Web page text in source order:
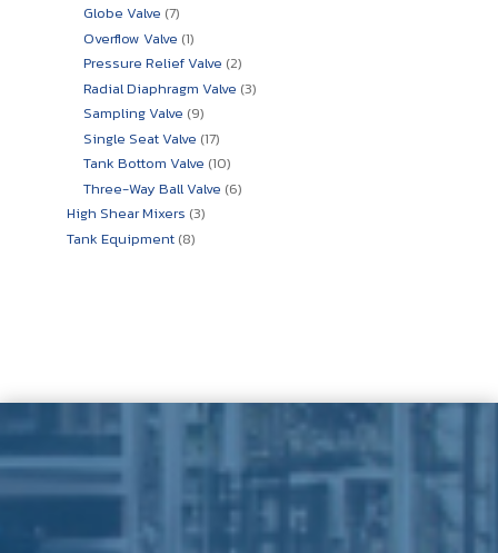
Globe Valve 77
สินค้า
Overflow Valve 11
สินค้า
Pressure Relief Valve 22
สินค้า
Radial Diaphragm Valve 33
Sampling Valve 99
สินค้า
Single Seat Valve 1717
สินค้า
Tank Bottom Valve 1010
สินค้า
Three-Way Ball Valve 66
High Shear Mixers 33
Tank Equipment 88